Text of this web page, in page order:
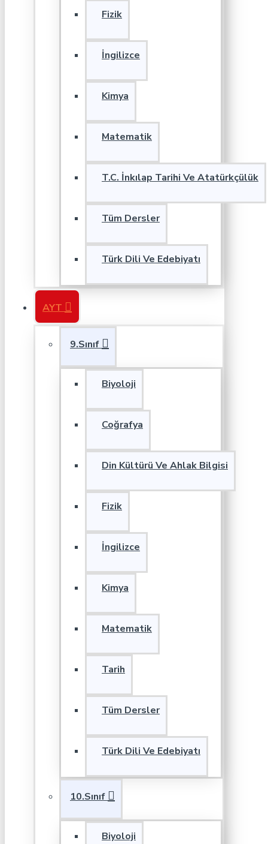
Fizik
İngilizce
Kimya
Matematik
T.C. İnkılap Tarihi Ve Atatürkçülük
Tüm Dersler
Türk Dili Ve Edebiyatı
AYT
9.Sınıf
Biyoloji
Coğrafya
Din Kültürü Ve Ahlak Bilgisi
Fizik
İngilizce
Kimya
Matematik
Tarih
Tüm Dersler
Türk Dili Ve Edebiyatı
10.Sınıf
Biyoloji